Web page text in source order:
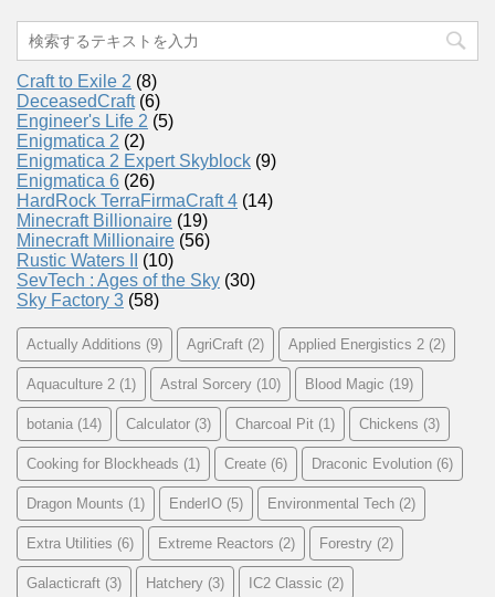
Craft to Exile 2 (8)
DeceasedCraft(6)
Engineer's Life 2 (5)
Enigmatica 2 (2)
Enigmatica 2 Expert Skyblock (9)
Enigmatica 6 (26)
HardRock TerraFirmaCraft 4 (14)
Minecraft Billionaire (19)
Minecraft Millionaire (56)
Rustic Waters II
(10)
SevTech : Ages of the Sky (30)
Sky Factory 3 (58)
Actually Additions (9) AgriCraft (2) Applied Energistics 2 (2)
Aquaculture 2 (1) Astral Sorcery (10) Blood Magic (19)
botania (14) Calculator (3) Charcoal Pit (1) Chickens (3)
Cooking for Blockheads (1) Create (6) Draconic Evolution (6)
Dragon Mounts (1) EnderIO (5) Environmental Tech (2)
Extra Utilities (6) Extreme Reactors (2) Forestry (2)
Galacticraft (3) Hatchery (3) IC2 Classic (2)